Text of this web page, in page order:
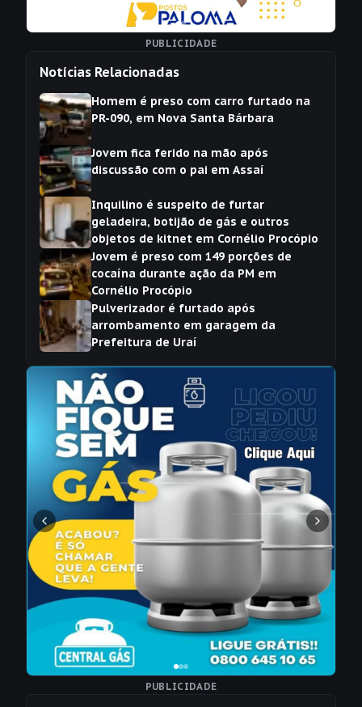
PUBLICIDADE
Notícias Relacionadas
Homem é preso com carro furtado na
PR-090, em Nova Santa Bárbara
Jovem fica ferido na mão após
discussão com o pai em Assaí
Inquilino é suspeito de furtar
geladeira, botijão de gás e outros
objetos de kitnet em Cornélio Procópio
Jovem é preso com 149 porções de
cocaína durante ação da PM em
Cornélio Procópio
Pulverizador é furtado após
arrombamento em garagem da
Prefeitura de Uraí
PUBLICIDADE